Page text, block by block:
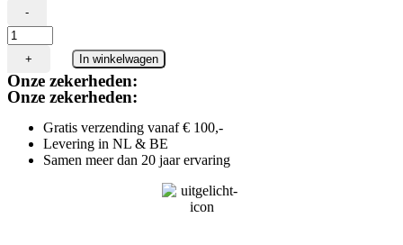
in-
1)
aantal
-
Smokeware
Ash
Tool
(3-
in-
aantal
+ In winkelwagen
Onze zekerheden:
Onze zekerheden:
Gratis verzending vanaf € 100,-
Levering in NL & BE
Samen meer dan 20 jaar ervaring